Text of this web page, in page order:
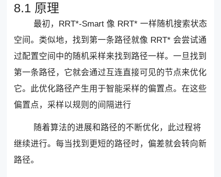
8.1 原理
最初，RRT*-Smart 像 RRT* 一样随机搜索状态
空间。类似地，找到第一条路径就像 RRT* 会尝试通
过配置空间中的随机采样来找到路径一样。一旦找到
第一条路径，它就会通过互连直接可见的节点来优化
它。此优化路径产生用于智能采样的偏置点。在这些
偏置点，采样以规则的间隔进行
随着算法的进展和路径的不断优化，此过程将
继续进行。每当找到更短的路径时，偏差就会转向新
路径。